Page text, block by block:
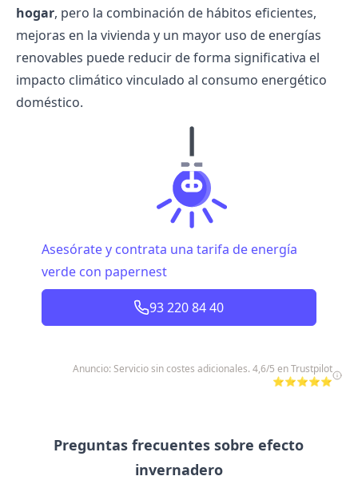
hogar, pero la combinación de hábitos eficientes,
mejoras en la vivienda y un mayor uso de energías
renovables puede reducir de forma significativa el
impacto climático vinculado al consumo energético
doméstico.
Asesórate y contrata una tarifa de energía
verde con papernest
93 220 84 40
Anuncio: Servicio sin costes adicionales. 4,6/5 en Trustpilot
⭐⭐⭐⭐⭐
Preguntas frecuentes sobre efecto
invernadero